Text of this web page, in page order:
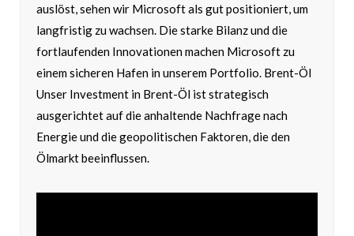
auslöst, sehen wir Microsoft als gut positioniert, um
langfristig zu wachsen. Die starke Bilanz und die
fortlaufenden Innovationen machen Microsoft zu
einem sicheren Hafen in unserem Portfolio. Brent-Öl
Unser Investment in Brent-Öl ist strategisch
ausgerichtet auf die anhaltende Nachfrage nach
Energie und die geopolitischen Faktoren, die den
Ölmarkt beeinflussen.